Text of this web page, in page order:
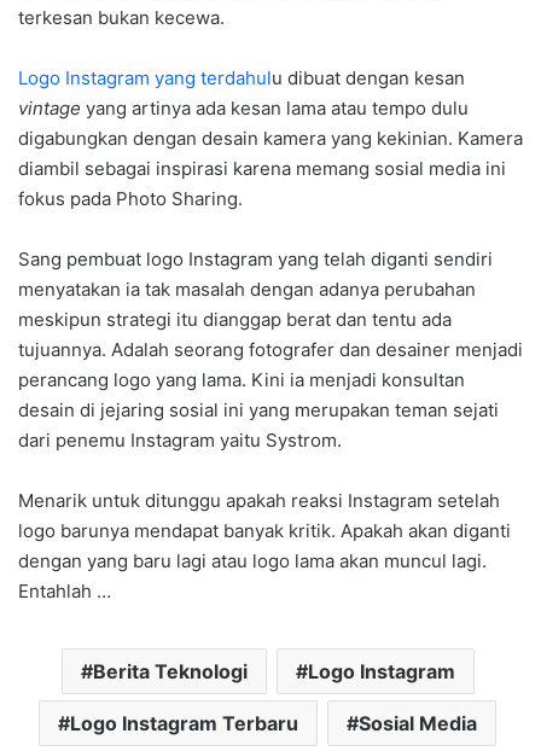
terkesan bukan kecewa.
Logo Instagram yang terdahulu dibuat dengan kesan
vintage yang artinya ada kesan lama atau tempo dulu
digabungkan dengan desain kamera yang kekinian. Kamera
diambil sebagai inspirasi karena memang sosial media ini
fokus pada Photo Sharing.
Sang pembuat logo Instagram yang telah diganti sendiri
menyatakan ia tak masalah dengan adanya perubahan
meskipun strategi itu dianggap berat dan tentu ada
tujuannya. Adalah seorang fotografer dan desainer menjadi
perancang logo yang lama. Kini ia menjadi konsultan
desain di jejaring sosial ini yang merupakan teman sejati
dari penemu Instagram yaitu Systrom.
Menarik untuk ditunggu apakah reaksi Instagram setelah
logo barunya mendapat banyak kritik. Apakah akan diganti
dengan yang baru lagi atau logo lama akan muncul lagi.
Entahlah …
Berita Teknologi Logo Instagram
Logo Instagram Terbaru Sosial Media